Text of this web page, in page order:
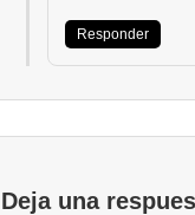
Responder
Deja una